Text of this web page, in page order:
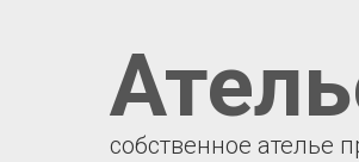
собственное ателье